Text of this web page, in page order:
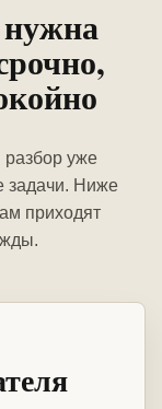
нужна
разбор уже
задачи. Ниже
приходят